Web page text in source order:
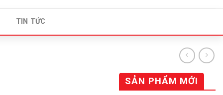
TIN TỨC
SẢN PHẨM MỚI